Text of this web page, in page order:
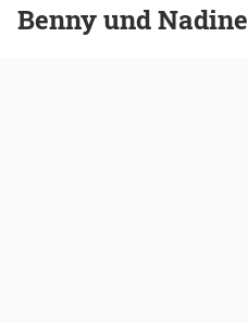
Benny und Nadine